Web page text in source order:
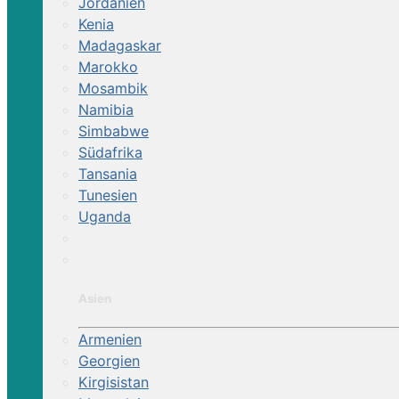
Kenia
Madagaskar
Marokko
Mosambik
Namibia
Simbabwe
Südafrika
Tansania
Tunesien
Uganda
Armenien
Georgien
Kirgisistan
Kroatien:
Abwechslungsreiche Landschaften,
immer attraktiver. Die Plitvicer Seen bildeten
Unser Westernreiterhof bietet tolle Sternritte
Nordmazedonien:
Nordmazedonien ist ein wahrer Geheimtipp
umgeben von Kiefernwäldern bis hin zu
Polen bietet eine sehr abwechslungsreiche
die Gebirgskette der Karpaten und Sudeten.
Die Masurische und Dramburger Seenplatte